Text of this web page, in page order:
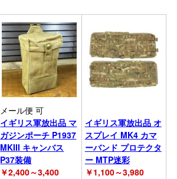
メール便 可
イギリス軍放出品 マ
ガジンポーチ P1937
MKIII キャンバス
P37装備
￥2,400～3,400
イギリス軍放出品 オ
スプレイ MK4 カマ
ーバンド プロテクタ
ー MTP迷彩
￥1,100～3,980